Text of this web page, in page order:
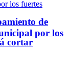
de
cortar
por los